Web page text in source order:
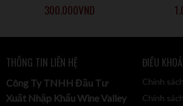
300.000VND
THÔNG TIN LIÊN HỆ
Công Ty TNHH Đầu Tư
Xuất Nhập Khẩu Wine Valley
ĐIỀU
Chính
Chính